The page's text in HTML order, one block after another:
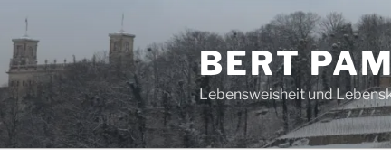
springen
BERT
Lebensweisheit und